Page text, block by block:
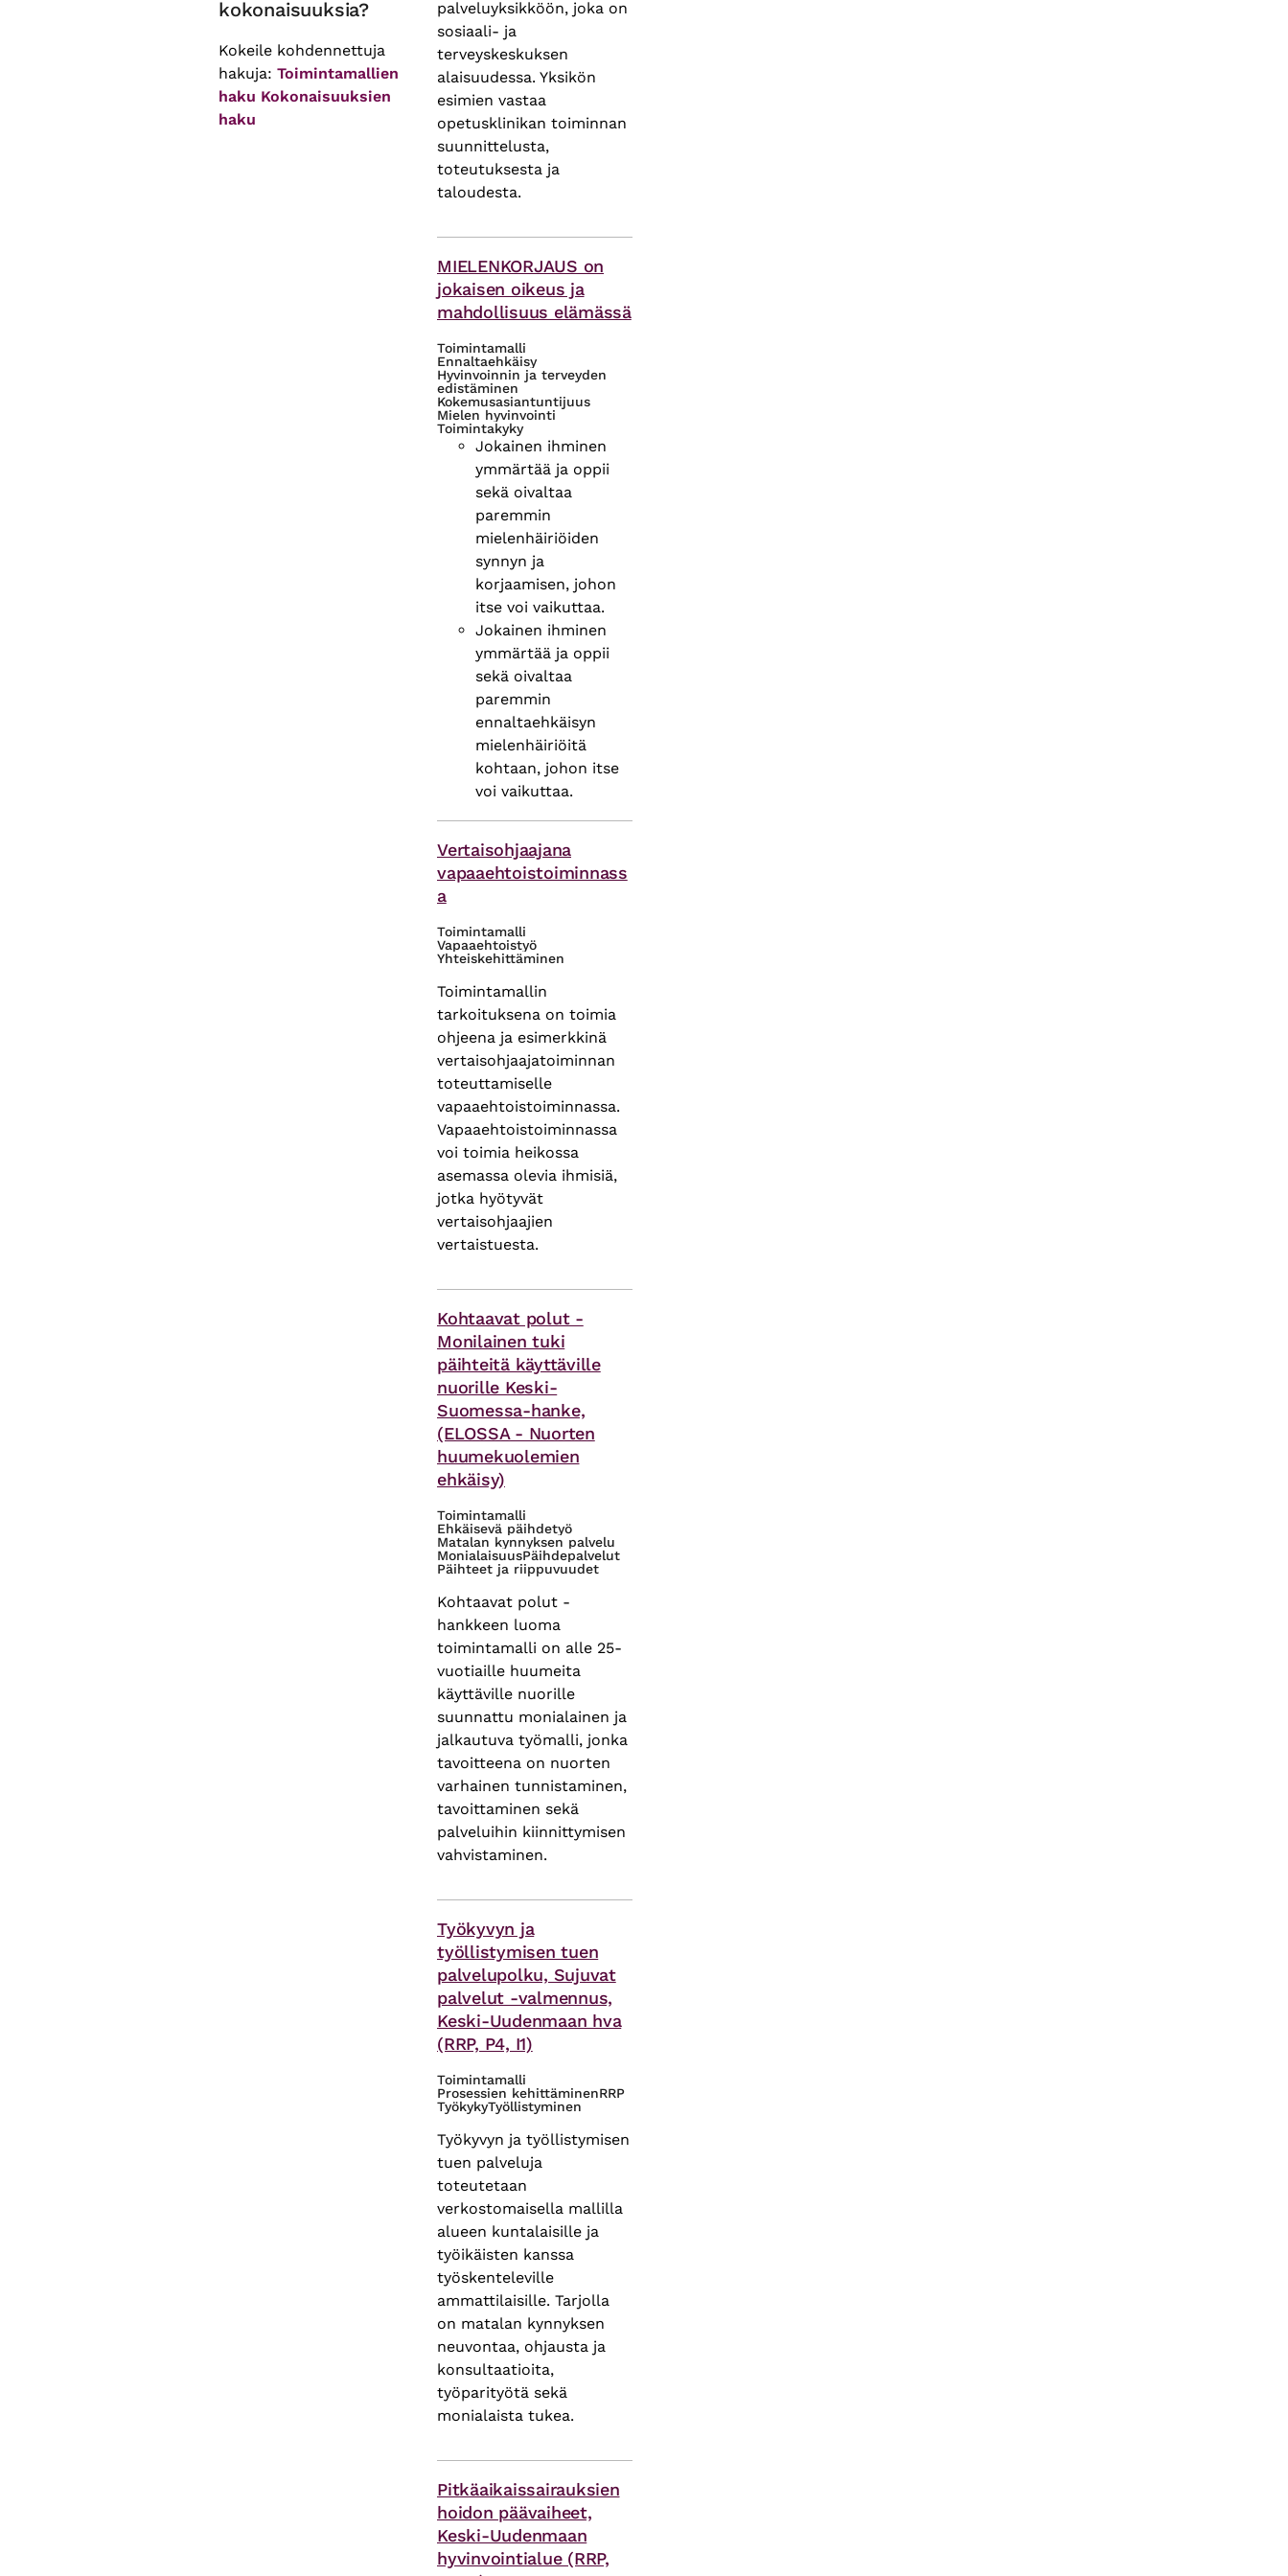
kokonaisuuksia?
Kokeile kohdennettuja
hakuja: Toimintamallien
haku Kokonaisuuksien
haku
palveluyksikköön, joka on
sosiaali- ja
terveyskeskuksen
alaisuudessa. Yksikön
esimien vastaa
opetusklinikan toiminnan
suunnittelusta,
toteutuksesta ja
taloudesta.
MIELENKORJAUS on
jokaisen oikeus ja
mahdollisuus elämässä
Toimintamalli
Ennaltaehkäisy
Hyvinvoinnin ja terveyden
edistäminen
Kokemusasiantuntijuus
Mielen hyvinvointi
Toimintakyky
Jokainen ihminen
ymmärtää ja oppii
sekä oivaltaa
paremmin
mielenhäiriöiden
synnyn ja
korjaamisen, johon
itse voi vaikuttaa.
Jokainen ihminen
ymmärtää ja oppii
sekä oivaltaa
paremmin
ennaltaehkäisyn
mielenhäiriöitä
kohtaan, johon itse
voi vaikuttaa.
Vertaisohjaajana
vapaaehtoistoiminnass
a
Toimintamalli
Vapaaehtoistyö
Yhteiskehittäminen
Toimintamallin
tarkoituksena on toimia
ohjeena ja esimerkkinä
vertaisohjaajatoiminnan
toteuttamiselle
vapaaehtoistoiminnassa.
Vapaaehtoistoiminnassa
voi toimia heikossa
asemassa olevia ihmisiä,
jotka hyötyvät
vertaisohjaajien
vertaistuesta.
Kohtaavat polut -
Monilainen tuki
päihteitä käyttäville
nuorille Keski-
Suomessa-hanke,
(ELOSSA - Nuorten
huumekuolemien
ehkäisy)
Toimintamalli
Ehkäisevä päihdetyö
Matalan kynnyksen palvelu
MonialaisuusPäihdepalvelut
Päihteet ja riippuvuudet
Kohtaavat polut -
hankkeen luoma
toimintamalli on alle 25-
vuotiaille huumeita
käyttäville nuorille
suunnattu monialainen ja
jalkautuva työmalli, jonka
tavoitteena on nuorten
varhainen tunnistaminen,
tavoittaminen sekä
palveluihin kiinnittymisen
vahvistaminen.
Työkyvyn ja
työllistymisen tuen
palvelupolku, Sujuvat
palvelut -valmennus,
Keski-Uudenmaan hva
(RRP, P4, I1)
Toimintamalli
Prosessien kehittäminenRRP
TyökykyTyöllistyminen
Työkyvyn ja työllistymisen
tuen palveluja
toteutetaan
verkostomaisella mallilla
alueen kuntalaisille ja
työikäisten kanssa
työskenteleville
ammattilaisille. Tarjolla
on matalan kynnyksen
neuvontaa, ohjausta ja
konsultaatioita,
työparityötä sekä
monialaista tukea.
Pitkäaikaissairauksien
hoidon päävaiheet,
Keski-Uudenmaan
hyvinvointialue (RRP,